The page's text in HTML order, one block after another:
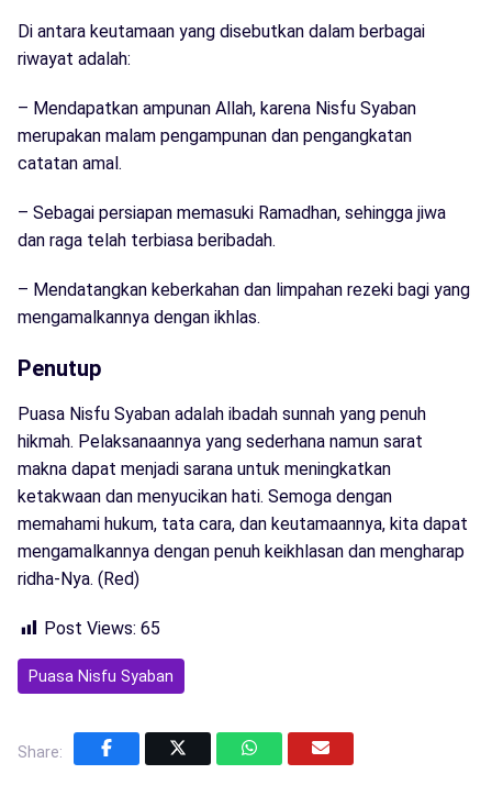
Di antara keutamaan yang disebutkan dalam berbagai
riwayat adalah:
– Mendapatkan ampunan Allah, karena Nisfu Syaban
merupakan malam pengampunan dan pengangkatan
catatan amal.
– Sebagai persiapan memasuki Ramadhan, sehingga jiwa
dan raga telah terbiasa beribadah.
– Mendatangkan keberkahan dan limpahan rezeki bagi yang
mengamalkannya dengan ikhlas.
Penutup
Puasa Nisfu Syaban adalah ibadah sunnah yang penuh
hikmah. Pelaksanaannya yang sederhana namun sarat
makna dapat menjadi sarana untuk meningkatkan
ketakwaan dan menyucikan hati. Semoga dengan
memahami hukum, tata cara, dan keutamaannya, kita dapat
mengamalkannya dengan penuh keikhlasan dan mengharap
ridha-Nya. (Red)
Post Views: 65
Puasa Nisfu Syaban
Share: